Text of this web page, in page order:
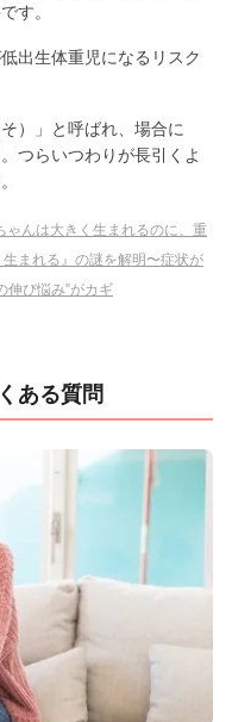
す。
出生体重児になるリスク
）」と呼ばれ、場合に
つらいつわりが長引くよ
ゃんは大きく生まれるのに、重
まれる』の謎を解明〜症状が
伸び悩み”がカギ
ある質問